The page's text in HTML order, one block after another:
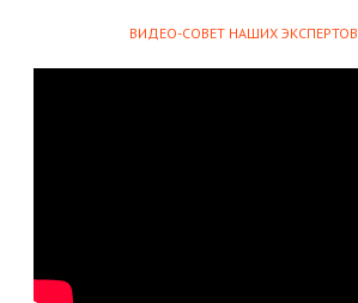
ВИДЕО-СОВЕТ НАШИХ ЭКСПЕРТОВ